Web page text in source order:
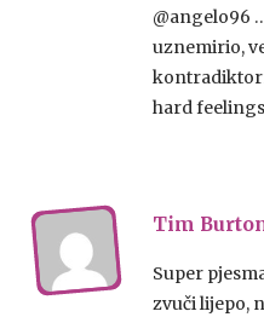
@angelo96
uznemirio,
hard
Tim
Super
zvuči lijepo,